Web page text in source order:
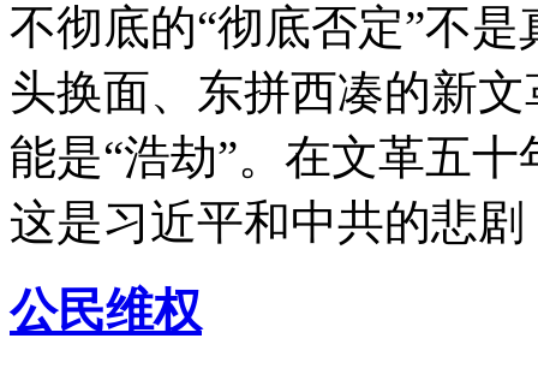
不彻底的“彻底否定”不
头换面、东拼西凑的新
能是“浩劫”。在文革五
这是习近平和中共的悲
公民维权